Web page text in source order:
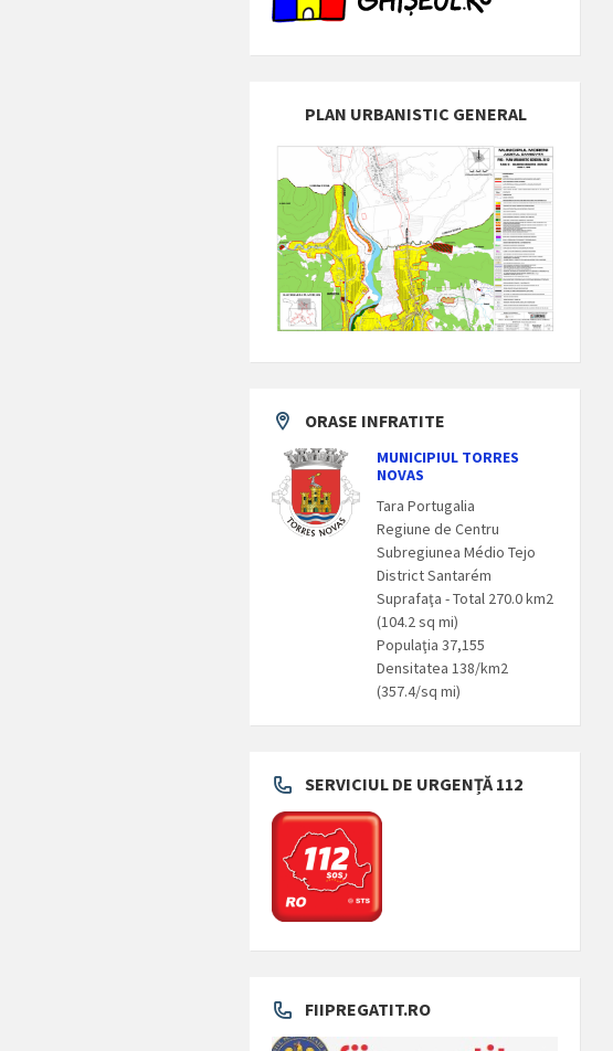
PLAN URBANISTIC GENERAL
ORASE INFRATITE
MUNICIPIUL TORRES
NOVAS
Tara Portugalia
Regiune de Centru
Subregiunea Médio Tejo
District Santarém
Suprafaţa - Total 270.0 km2
(104.2 sq mi)
Populaţia 37,155
Densitatea 138/km2
(357.4/sq mi)
SERVICIUL DE URGENȚĂ 112
FIIPREGATIT.RO